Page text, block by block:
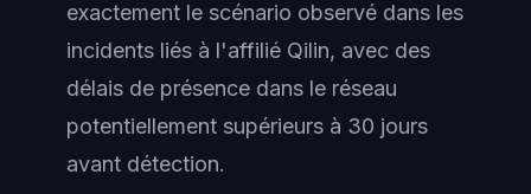
exactement le scénario observé dans les
incidents liés à l'affilié Qilin, avec des
délais de présence dans le réseau
potentiellement supérieurs à 30 jours
avant détection.